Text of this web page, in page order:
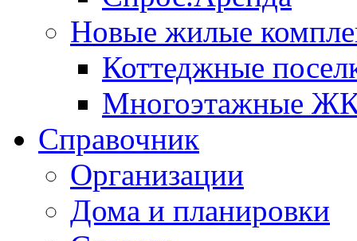
Новые жилые
Коттеджные
Многоэтажные
Справочник
Организации
Дома и планировки